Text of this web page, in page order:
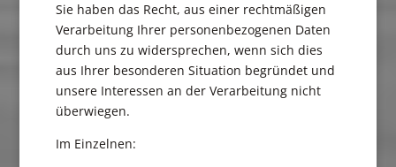
Sie haben das Recht, aus einer rechtmäßigen
Verarbeitung Ihrer personenbezogenen Daten
durch uns zu widersprechen, wenn sich dies
aus Ihrer besonderen Situation begründet und
unsere Interessen an der Verarbeitung nicht
überwiegen.
Im Einzelnen: